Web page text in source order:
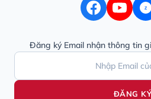
Z
Đăng ký Email nhận thông tin
ĐĂNG